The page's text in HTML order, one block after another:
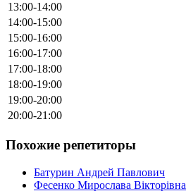
13:00-14:00
14:00-15:00
15:00-16:00
16:00-17:00
17:00-18:00
18:00-19:00
19:00-20:00
20:00-21:00
Похожие репетиторы
Батурин Андрей Павлович
Фесенко Мирослава Вікторівна